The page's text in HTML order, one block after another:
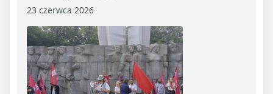
23 czerwca 2026